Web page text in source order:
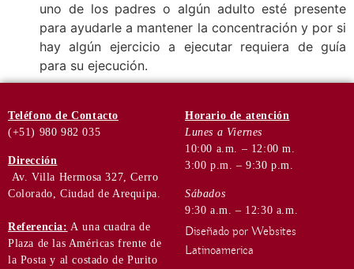
uno de los padres o algún adulto esté presente
para ayudarle a mantener la concentración y por si
hay algún ejercicio a ejecutar requiera de guía
para su ejecución.
Teléfono de Contacto
(+51) 980 982 035
Dirección
Av. Villa Hermosa 327, Cerro
Colorado, Ciudad de Arequipa.
Referencia: A una cuadra de
Plaza de las Américas frente de
la Posta y al costado de Purito
Horario de atención
Lunes a Viernes
10:00 a.m. – 12:00 m.
3:00 p.m. – 9:30 p.m.
Sábados
9:30 a.m. – 12:30 a.m.
Diseñado por Websites
Latinoamerica